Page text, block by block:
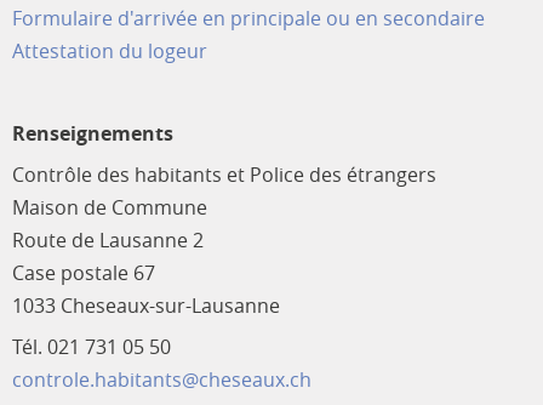
Formulaire d'arrivée en principale ou en secondaire
Attestation du logeur
Renseignements
Contrôle des habitants et Police des étrangers
Maison de Commune
Route de Lausanne 2
Case postale 67
1033 Cheseaux-sur-Lausanne
Tél. 021 731 05 50
controle.habitants@cheseaux.ch